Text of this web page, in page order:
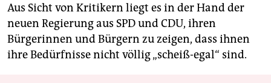
Aus Sicht von Kritikern liegt es in der Hand der
neuen Regierung aus SPD und CDU, ihren
Bürgerinnen und Bürgern zu zeigen, dass ihnen
ihre Bedürfnisse nicht völlig „scheiß-egal“ sind.